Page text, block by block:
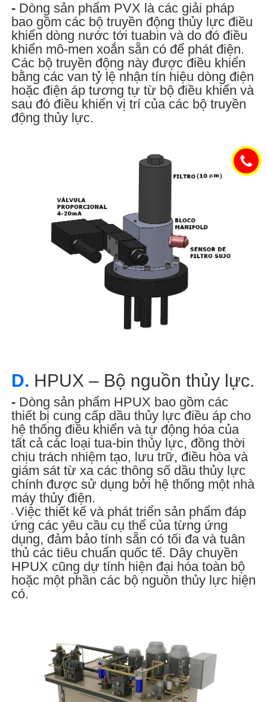
- Dòng sản phẩm PVX là các giải pháp
bao gồm các bộ truyền động thủy lực điều
khiển dòng nước tới tuabin và do đó điều
khiển mô-men xoắn sẵn có để phát điện.
Các bộ truyền động này được điều khiển
bằng các van tỷ lệ nhận tín hiệu dòng điện
hoặc điện áp tương tự từ bộ điều khiển và
sau đó điều khiển vị trí của các bộ truyền
động thủy lực.
D. HPUX – Bộ nguồn thủy lực.
- Dòng sản phẩm HPUX bao gồm các
thiết bị cung cấp dầu thủy lực điều áp cho
hệ thống điều khiển và tự động hóa của
tất cả các loại tua-bin thủy lực, đồng thời
chịu trách nhiệm tạo, lưu trữ, điều hòa và
giám sát từ xa các thông số dầu thủy lực
chính được sử dụng bởi hệ thống một nhà
máy thủy điện.
- Việc thiết kế và phát triển sản phẩm đáp
ứng các yêu cầu cụ thể của từng ứng
dụng, đảm bảo tính sẵn có tối đa và tuân
thủ các tiêu chuẩn quốc tế. Dây chuyền
HPUX cũng dự tính hiện đại hóa toàn bộ
hoặc một phần các bộ nguồn thủy lực hiện
có.